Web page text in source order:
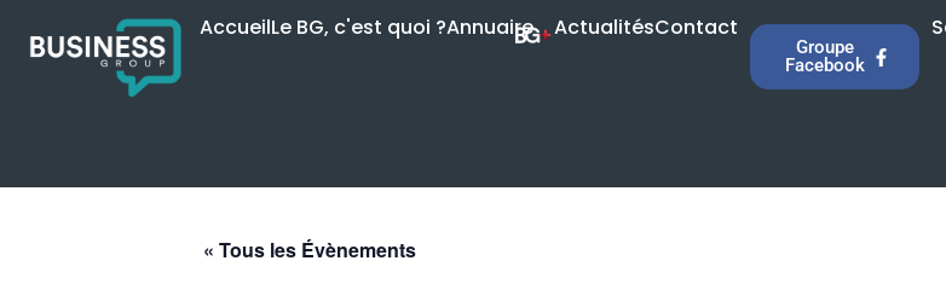
AccueilLe BG, c'est quoi ?Annuaire ActualitésContact
Groupe
Facebook
« Tous les Évènements